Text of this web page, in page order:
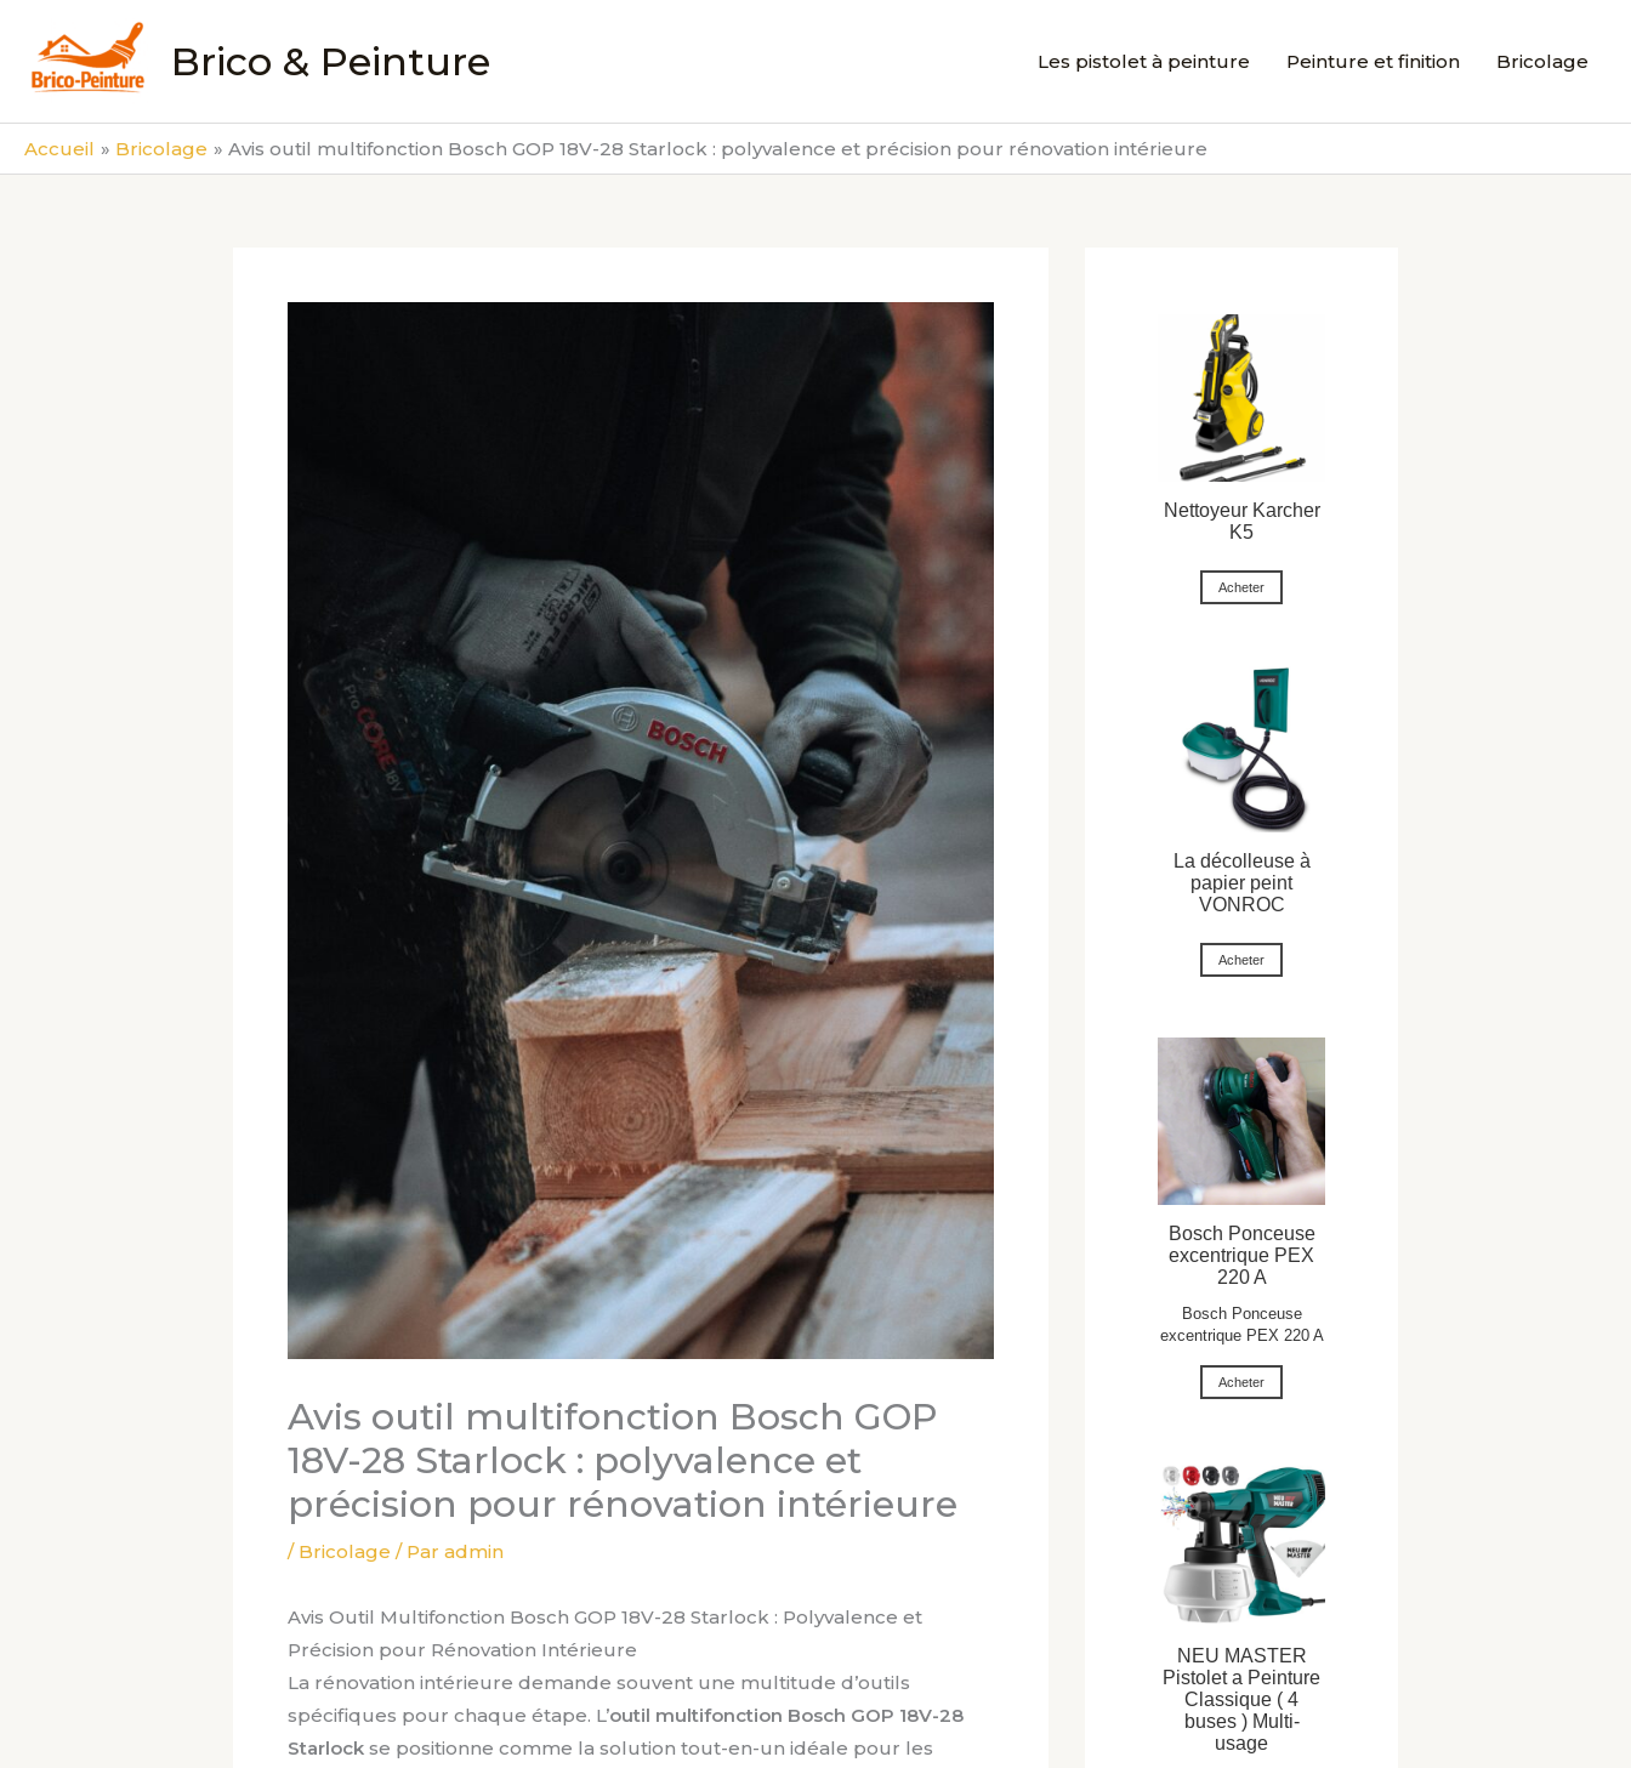
contenu
Brico & Peinture Les pistolet à peinture Peinture et finition Bricolage
Accueil Bricolage Avis outil multifonction Bosch GOP 18V-28 Starlock : polyvalence et précision pour rénovation intérieure
Avis outil multifonction Bosch GOP
18V-28 Starlock : polyvalence et
précision pour rénovation intérieure
/ Bricolage / Par admin
Avis Outil Multifonction Bosch GOP 18V-28 Starlock : Polyvalence et
Précision pour Rénovation Intérieure
La rénovation intérieure demande souvent une multitude d’outils
spécifiques pour chaque étape. L’outil multifonction Bosch GOP 18V-28
Starlock se positionne comme la solution tout-en-un idéale pour les
Nettoyeur Karcher
K5
Acheter
La décolleuse à
papier peint
VONROC
Acheter
Bosch Ponceuse
excentrique PEX
220 A
Bosch Ponceuse
excentrique PEX 220 A
Acheter
NEU MASTER
Pistolet a Peinture
Classique ( 4
buses ) Multi-
usage